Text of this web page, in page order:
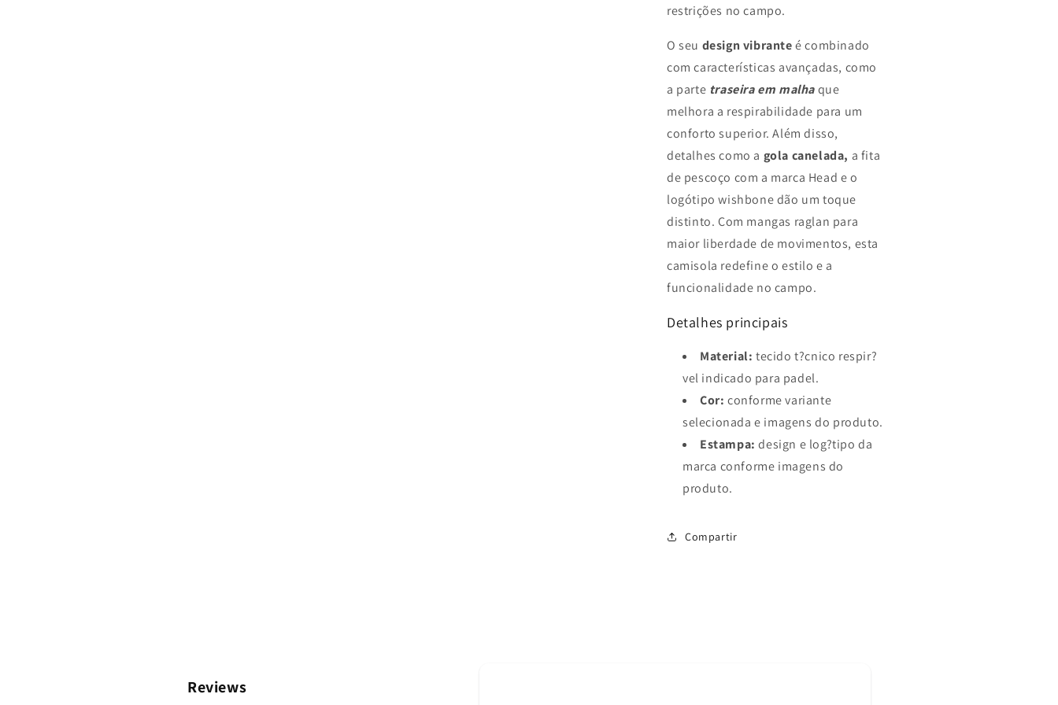
restrições no campo.
O seu design vibrante é combinado
com características avançadas, como
a parte traseira em malhaque
melhora a respirabilidade para um
conforto superior. Além disso,
detalhes como a gola canelada, a fita
de pescoço com a marca Head e o
logótipo wishbone dão um toque
distinto. Com mangas raglan para
maior liberdade de movimentos, esta
camisola redefine o estilo e a
funcionalidade no campo.
Detalhes principais
Material: tecido t?cnico respir?
vel indicado para padel.
Cor: conforme variante
selecionada e imagens do produto.
Estampa: design e log?tipo da
marca conforme imagens do
produto.
Compartir
Reviews